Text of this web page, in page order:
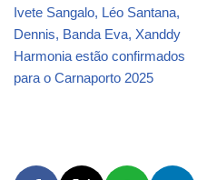
Ivete Sangalo, Léo Santana,
Dennis, Banda Eva, Xanddy
Harmonia estão confirmados
para o Carnaporto 2025